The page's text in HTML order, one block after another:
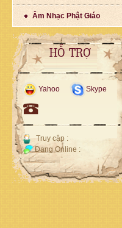
Âm Nhạc Phật Giáo
HỖ TRỢ
Yahoo Skype
Truy cập :
Đang Online :